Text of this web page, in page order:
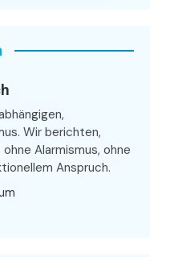
Wir berichten,
Alarmismus, ohne
Anspruch.